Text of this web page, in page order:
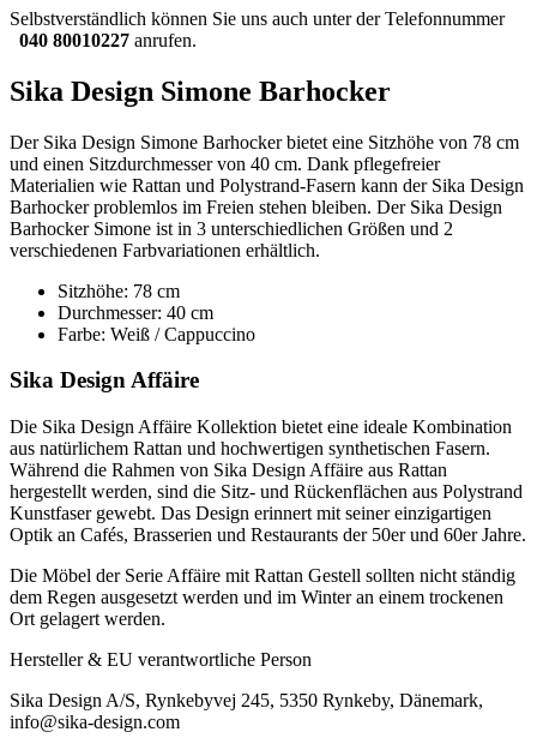
Selbstverständlich können Sie uns auch unter der Telefonnummer
040 80010227 anrufen.
Sika Design Simone Barhocker
Der Sika Design Simone Barhocker bietet eine Sitzhöhe von 78 cm
und einen Sitzdurchmesser von 40 cm. Dank pflegefreier
Materialien wie Rattan und Polystrand-Fasern kann der Sika Design
Barhocker problemlos im Freien stehen bleiben. Der Sika Design
Barhocker Simone ist in 3 unterschiedlichen Größen und 2
verschiedenen Farbvariationen erhältlich.
Sitzhöhe: 78 cm
Durchmesser: 40 cm
Farbe: Weiß / Cappuccino
Sika Design Affäire
Die Sika Design Affäire Kollektion bietet eine ideale Kombination
aus natürlichem Rattan und hochwertigen synthetischen Fasern.
Während die Rahmen von Sika Design Affäire aus Rattan
hergestellt werden, sind die Sitz- und Rückenflächen aus Polystrand
Kunstfaser gewebt. Das Design erinnert mit seiner einzigartigen
Optik an Cafés, Brasserien und Restaurants der 50er und 60er Jahre.
Die Möbel der Serie Affäire mit Rattan Gestell sollten nicht ständig
dem Regen ausgesetzt werden und im Winter an einem trockenen
Ort gelagert werden.
Hersteller & EU verantwortliche Person
Sika Design A/S, Rynkebyvej 245, 5350 Rynkeby, Dänemark,
info@sika-design.com